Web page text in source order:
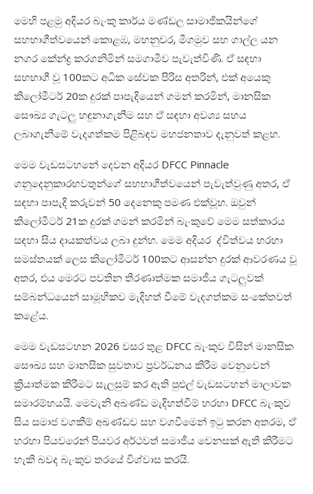
මෙහි පළමු අදියර බැංකු කාර්ය මණ්ඩල සාමාජිකයින්ගේ
සහභාගීත්වයෙන් කොළඹ, මහනුවර, මීගමුව සහ ගාල්ල යන
නගර කේන්ද්‍ර කරගනිමින් සමගාමීව පැවැත්විණි. ඒ සඳහා
සහභාගී වූ 100කට අධික සේවක පිරිස අතරින්, එක් අයෙකු
කිලෝමීටර් 20ක දුරක් පාපැදියෙන් ගමන් කරමින්, මානසික
සෞඛ්‍ය ගැටලු හඳුනාගැනීම සහ ඒ සඳහා අවශ්‍ය සහය
ලබාගැනීමේ වැදගත්කම පිළිබඳව මහජනතාව දැනුවත් කළහ.
මෙම වැඩසටහනේ දෙවන අදියර DFCC Pinnacle
ගනුදෙනුකාරභවතුන්ගේ සහභාගීත්වයෙන් පැවැත්වුණු අතර, ඒ
සඳහා පාපැදි කරුවන් 50 දෙනෙකු පමණ එක්වූහ. ඔවුන්
කිලෝමීටර් 21ක දුරක් ගමන් කරමින් බැංකුවේ මෙම සත්කාරය
සඳහා සිය දායකත්වය ලබා දුන්හ. මෙම අදියර ද්විත්වය හරහා
සමස්තයක් ලෙස කිලෝමීටර් 100කට ආසන්න දුරක් ආවරණය වූ
අතර, එය මෙරට පවතින තීරණාත්මක සමාජීය ගැටලුවක්
සම්බන්ධයෙන් සාමූහිකව මැදිහත් වීමේ වැදගත්කම සංකේතවත්
කළේය.
මෙම වැඩසටහන 2026 වසර තුළ DFCC බැංකුව විසින් මානසික
සෞඛ්‍ය සහ මානසික සුවතාව ප්‍රවර්ධනය කිරීම වෙනුවෙන්
ක්‍රියාත්මක කිරීමට සැලසුම් කර ඇති පුළුල් වැඩසටහන් මාලාවක
සමාරම්භයයි. මෙවැනි අඛණ්ඩ මැදිහත්වීම් හරහා DFCC බැංකුව
සිය සමාජ වගකීම් අඛණ්ඩව සහ වගවීමෙන් ඉටු කරන අතරම, ඒ
හරහා පියවරෙන් පියවර අර්ථවත් සමාජීය වෙනසක් ඇති කිරීමට
හැකි බවද බැංකුව තරයේ විශ්වාස කරයි.